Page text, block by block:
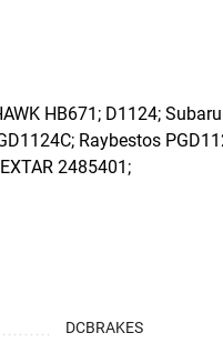
HB671; D1124;
Raybestos
2485401;
DCBRAKES